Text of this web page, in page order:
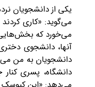
یکی از دانشجویان
می‌گوید: «کاری
می‌خورد که بخش‌هایی
آنها، دانشجوی
دانشجویان به من
دانشگاه، پسری